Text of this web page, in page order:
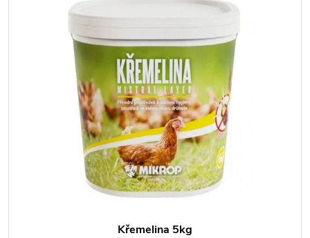
Křemelina 5kg